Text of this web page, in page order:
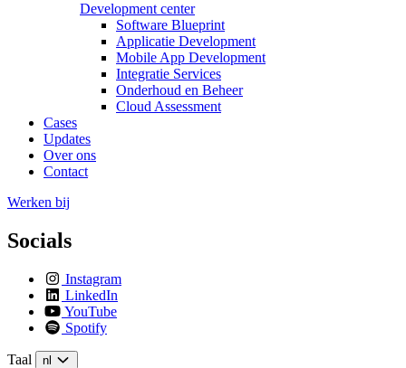
Development center
Software Blueprint
Applicatie Development
Mobile App Development
Integratie Services
Onderhoud en Beheer
Cloud Assessment
Cases
Updates
Over ons
Contact
Werken bij
Socials
Instagram
LinkedIn
YouTube
Spotify
Taal nl